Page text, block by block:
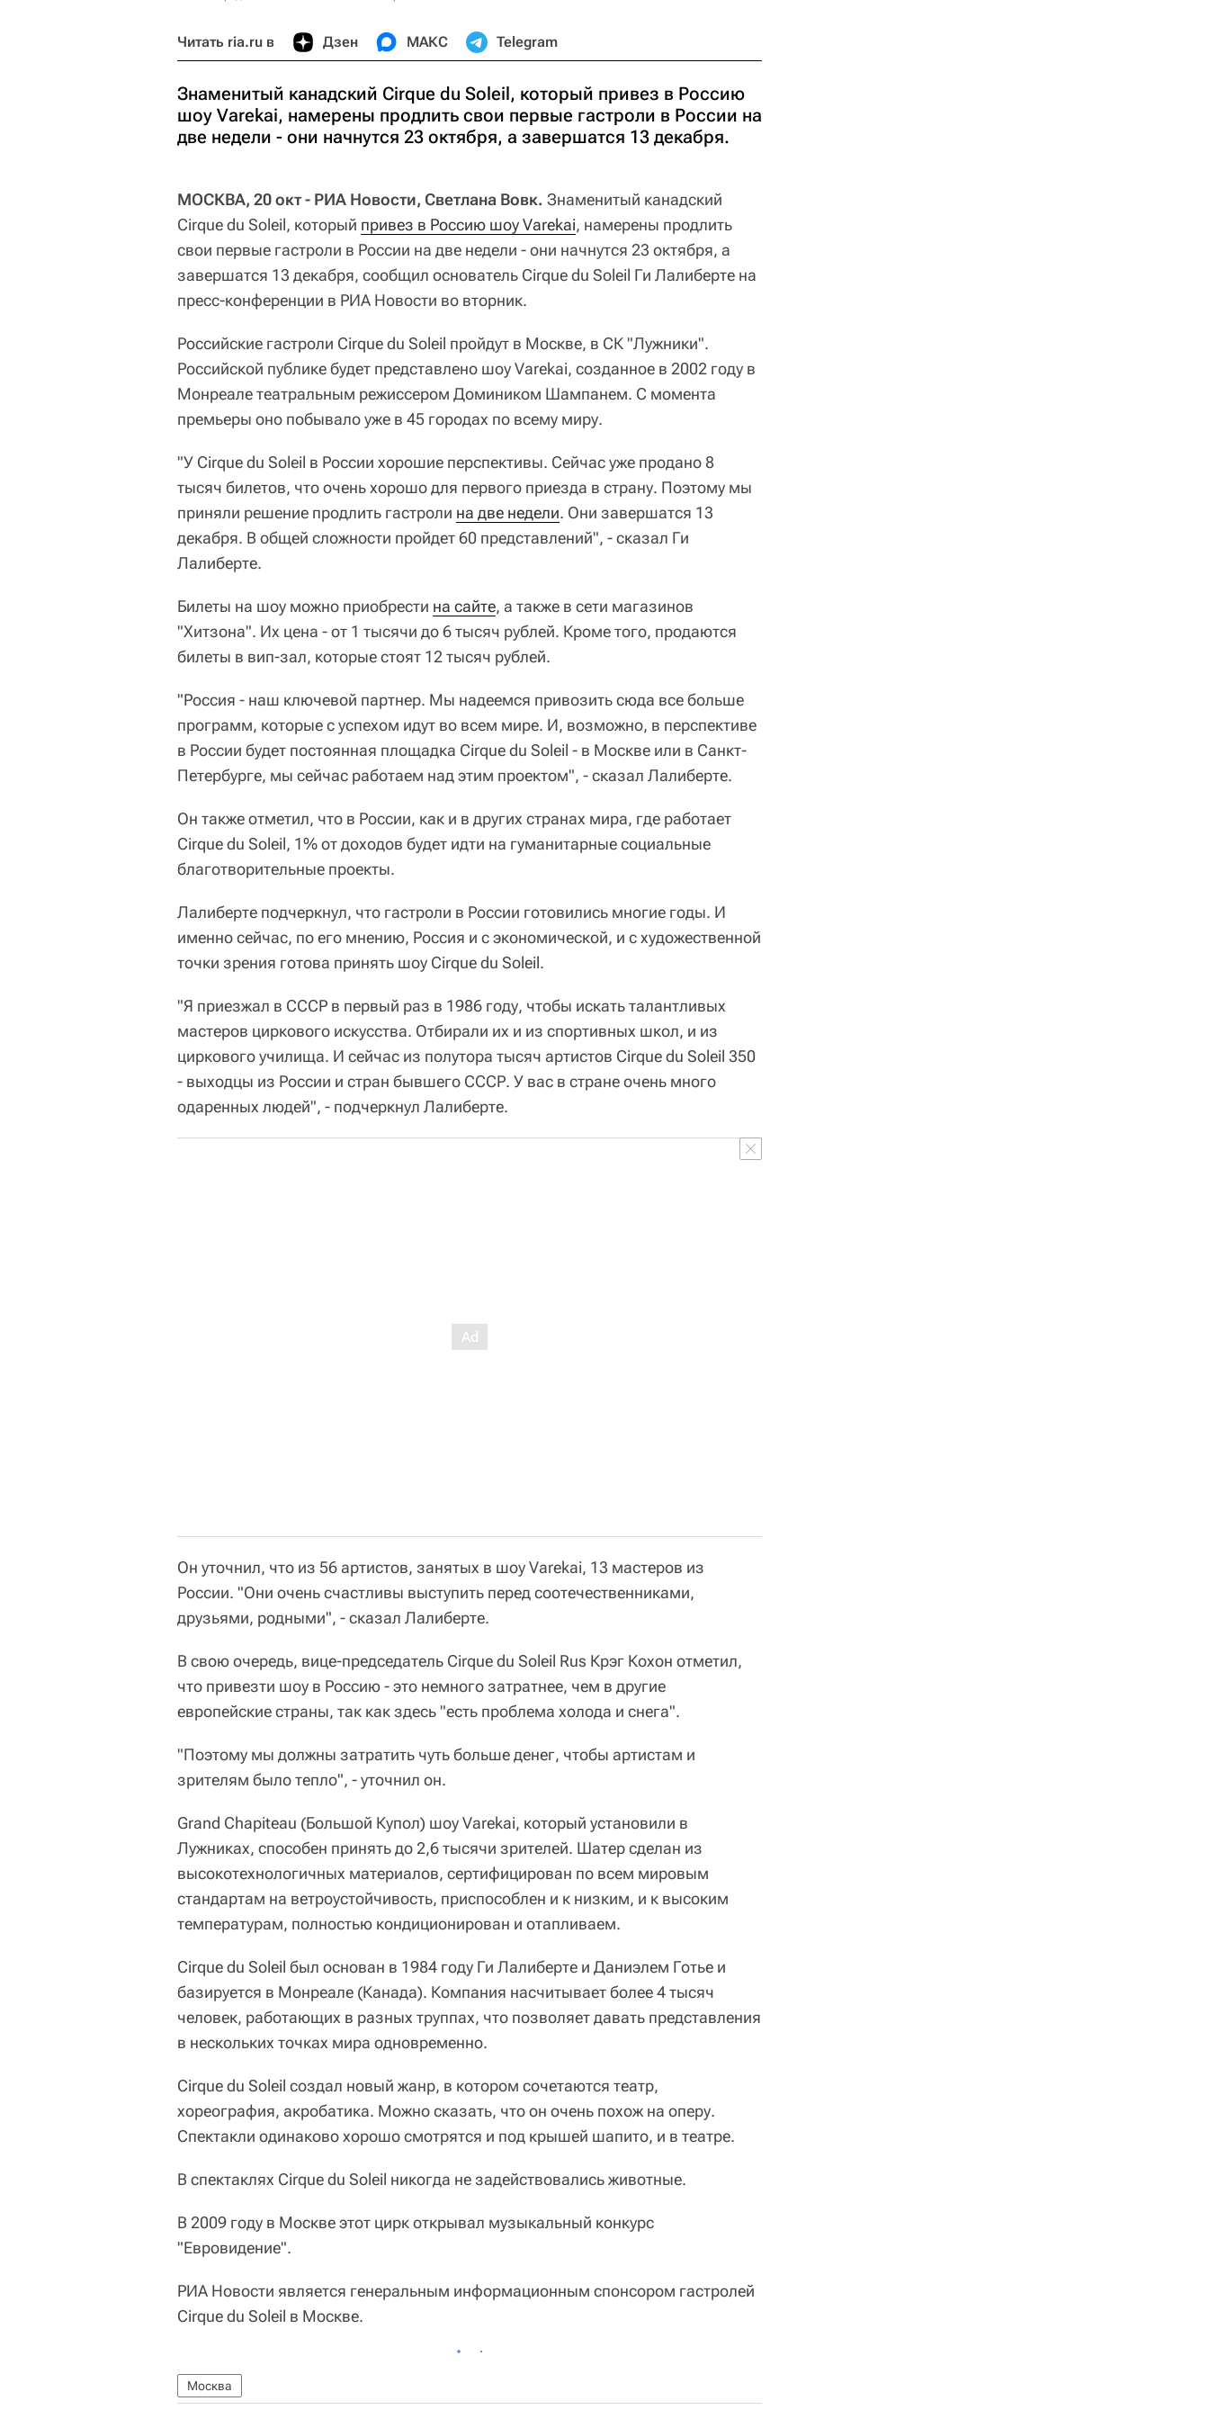
Читать ria.ru в Дзен МАКС Telegram
Знаменитый канадский Cirque du Soleil, который привез в Россию
шоу Varekai, намерены продлить свои первые гастроли в России на
две недели - они начнутся 23 октября, а завершатся 13 декабря.
МОСКВА, 20 окт - РИА Новости, Светлана Вовк. Знаменитый канадский
Cirque du Soleil, который привез в Россию шоу Varekai, намерены продлить
свои первые гастроли в России на две недели - они начнутся 23 октября, а
завершатся 13 декабря, сообщил основатель Cirque du Soleil Ги Лалиберте на
пресс-конференции в РИА Новости во вторник.
Российские гастроли Cirque du Soleil пройдут в Москве, в СК "Лужники".
Российской публике будет представлено шоу Varekai, созданное в 2002 году в
Монреале театральным режиссером Домиником Шампанем. С момента
премьеры оно побывало уже в 45 городах по всему миру.
"У Cirque du Soleil в России хорошие перспективы. Сейчас уже продано 8
тысяч билетов, что очень хорошо для первого приезда в страну. Поэтому мы
приняли решение продлить гастроли на две недели. Они завершатся 13
декабря. В общей сложности пройдет 60 представлений", - сказал Ги
Лалиберте.
Билеты на шоу можно приобрести на сайте, а также в сети магазинов
"Хитзона". Их цена - от 1 тысячи до 6 тысяч рублей. Кроме того, продаются
билеты в вип-зал, которые стоят 12 тысяч рублей.
"Россия - наш ключевой партнер. Мы надеемся привозить сюда все больше
программ, которые с успехом идут во всем мире. И, возможно, в перспективе
в России будет постоянная площадка Cirque du Soleil - в Москве или в Санкт-
Петербурге, мы сейчас работаем над этим проектом", - сказал Лалиберте.
Он также отметил, что в России, как и в других странах мира, где работает
Cirque du Soleil, 1% от доходов будет идти на гуманитарные социальные
благотворительные проекты.
Лалиберте подчеркнул, что гастроли в России готовились многие годы. И
именно сейчас, по его мнению, Россия и с экономической, и с художественной
точки зрения готова принять шоу Cirque du Soleil.
"Я приезжал в СССР в первый раз в 1986 году, чтобы искать талантливых
мастеров циркового искусства. Отбирали их и из спортивных школ, и из
циркового училища. И сейчас из полутора тысяч артистов Cirque du Soleil 350
- выходцы из России и стран бывшего СССР. У вас в стране очень много
одаренных людей", - подчеркнул Лалиберте.
Он уточнил, что из 56 артистов, занятых в шоу Varekai, 13 мастеров из
России. "Они очень счастливы выступить перед соотечественниками,
друзьями, родными", - сказал Лалиберте.
В свою очередь, вице-председатель Cirque du Soleil Rus Крэг Кохон отметил,
что привезти шоу в Россию - это немного затратнее, чем в другие
европейские страны, так как здесь "есть проблема холода и снега".
"Поэтому мы должны затратить чуть больше денег, чтобы артистам и
зрителям было тепло", - уточнил он.
Grand Chapiteau (Большой Купол) шоу Varekai, который установили в
Лужниках, способен принять до 2,6 тысячи зрителей. Шатер сделан из
высокотехнологичных материалов, сертифицирован по всем мировым
стандартам на ветроустойчивость, приспособлен и к низким, и к высоким
температурам, полностью кондиционирован и отапливаем.
Cirque du Soleil был основан в 1984 году Ги Лалиберте и Даниэлем Готье и
базируется в Монреале (Канада). Компания насчитывает более 4 тысяч
человек, работающих в разных труппах, что позволяет давать представления
в нескольких точках мира одновременно.
Cirque du Soleil создал новый жанр, в котором сочетаются театр,
хореография, акробатика. Можно сказать, что он очень похож на оперу.
Спектакли одинаково хорошо смотрятся и под крышей шапито, и в театре.
В спектаклях Cirque du Soleil никогда не задействовались животные.
В 2009 году в Москве этот цирк открывал музыкальный конкурс
"Евровидение".
РИА Новости является генеральным информационным спонсором гастролей
Cirque du Soleil в Москве.
Москва